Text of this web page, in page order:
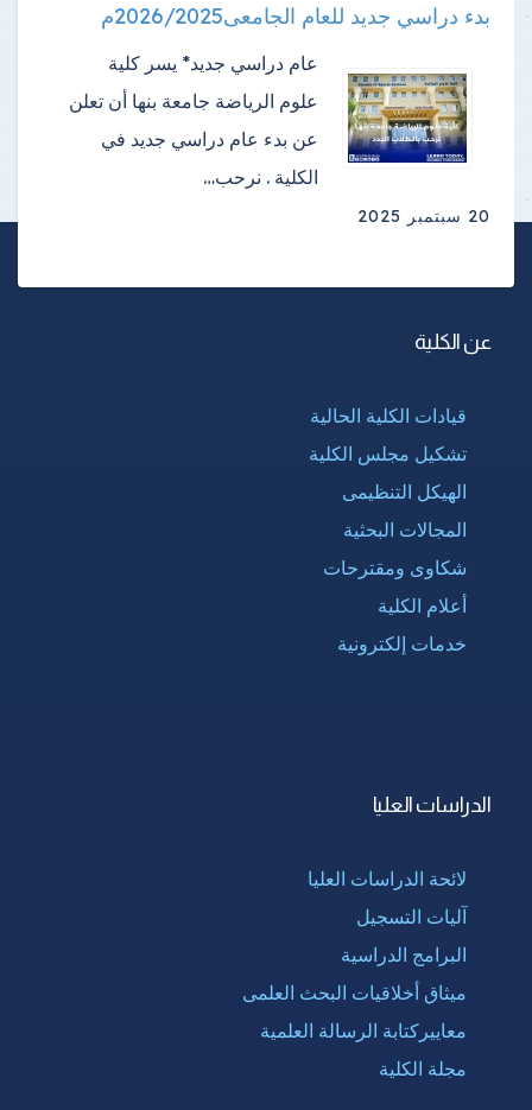
بدء دراسي جديد للعام الجامعى2026/2025م
عام دراسي جديد* يسر كلية
علوم الرياضة جامعة بنها أن تعلن
عن بدء عام دراسي جديد في
الكلية . نرحب…
20 سبتمبر 2025
عن الكلية
قيادات الكلية الحالية
تشكيل مجلس الكلية
الهيكل التنظيمى
المجالات البحثية
شكاوى ومقترحات
أعلام الكلية
خدمات إلكترونية
الدراسات العليا
لائحة الدراسات العليا
آليات التسجيل
البرامج الدراسية
ميثاق أخلاقيات البحث العلمى
معاييركتابة الرسالة العلمية
مجلة الكلية